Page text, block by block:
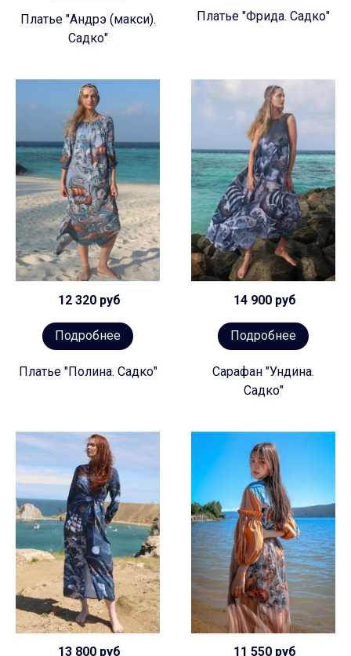
Платье "Андрэ (макси).
Садко"
Платье "Фрида. Садко"
12 320 руб
Подробнее
Платье "Полина. Садко"
14 900 руб
Подробнее
Сарафан "Ундина.
Садко"
13 800 руб 11 550 руб